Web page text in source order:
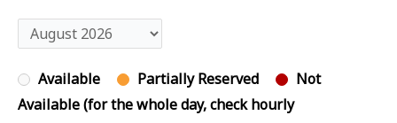
Available Partially Reserved
Not
Available (for the whole day, check hourly